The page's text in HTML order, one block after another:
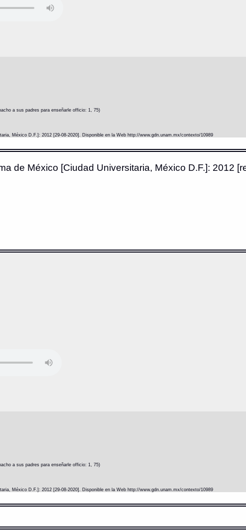
a sus padres para enseñarle officio: 1, 75)
México D.F.]: 2012 [29-08-2020]. Disponible en la Web http://www.gdn.unam.mx/contexto/10989
de México [Ciudad Universitaria, México D.F.]: 2012
a sus padres para enseñarle officio: 1, 75)
México D.F.]: 2012 [29-08-2020]. Disponible en la Web http://www.gdn.unam.mx/contexto/10989